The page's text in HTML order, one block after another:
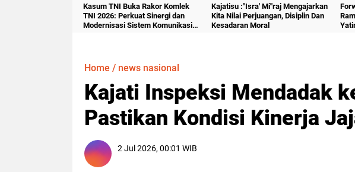
Kasum TNI Buka Rakor Komlek
TNI 2026: Perkuat Sinergi dan
Modernisasi Sistem Komunikasi
Kajatisu :"Isra' Mi"raj Mengajarkan
Kita Nilai Perjuangan, Disiplin Dan
Kesadaran Moral
Home / news nasional
Kajati Inspeksi Mendadak
Pastikan Kondisi Kinerja
2 Jul 2026, 00:01 WIB